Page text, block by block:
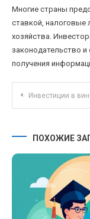
Многие страны
ставкой, налоговые
хозяйства.
законодательство
получения
Инвестиции в виноградники и винодельческие хозяйства как
ПОХОЖИЕ